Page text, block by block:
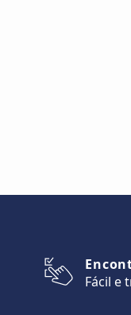
Fácil e